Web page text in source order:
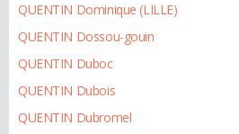
QUENTIN Dominique (LILLE)
QUENTIN Dossou-gouin
QUENTIN Duboc
QUENTIN Dubois
QUENTIN Dubromel